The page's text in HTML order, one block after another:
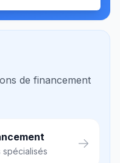
de financement
spécialisés